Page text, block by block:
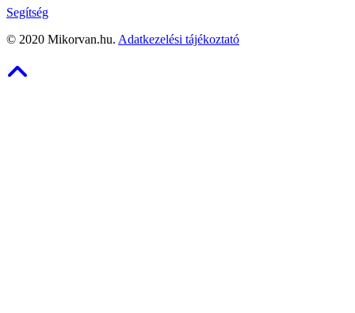
Segítség
© 2020 Mikorvan.hu. Adatkezelési tájékoztató